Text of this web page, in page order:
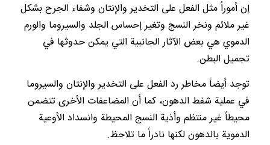
إن أموراً مثل الفعل على التخدير والإنتان وشفاء الجرح بشكل
غير ملائم ونخر النسج وتغير إحساس الجلد والسيروما والورم
الدموي هي بعض الآثار الجانبية التي يمكن حدوثها في
تجميل البطن.
توجد أيضاً مخاطر رد الفعل على التخدير والإنتان والسيروما
في عملية شفط الدهون، كما أن المضاعفات الأخرى تتضمن
محيطاً غير منتظم وأذية النسج المحيطة وانسداد الأوعية
الدموية بالدهون لكنها نادراً ما تلاحظ.